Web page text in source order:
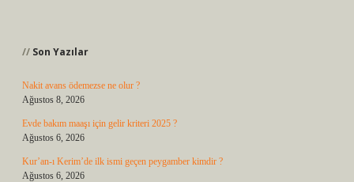
Son Yazılar
Nakit avans ödemezse ne olur ?
Ağustos 8, 2026
Evde bakım maaşı için gelir kriteri 2025 ?
Ağustos 6, 2026
Kur’an-ı Kerim’de ilk ismi geçen peygamber kimdir ?
Ağustos 6, 2026